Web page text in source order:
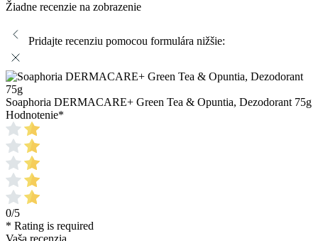
Žiadne recenzie na zobrazenie
Pridajte recenziu pomocou formulára nižšie:
Soaphoria DERMACARE+ Green Tea & Opuntia, Dezodorant 75g
Hodnotenie*
0/5
* Rating is required